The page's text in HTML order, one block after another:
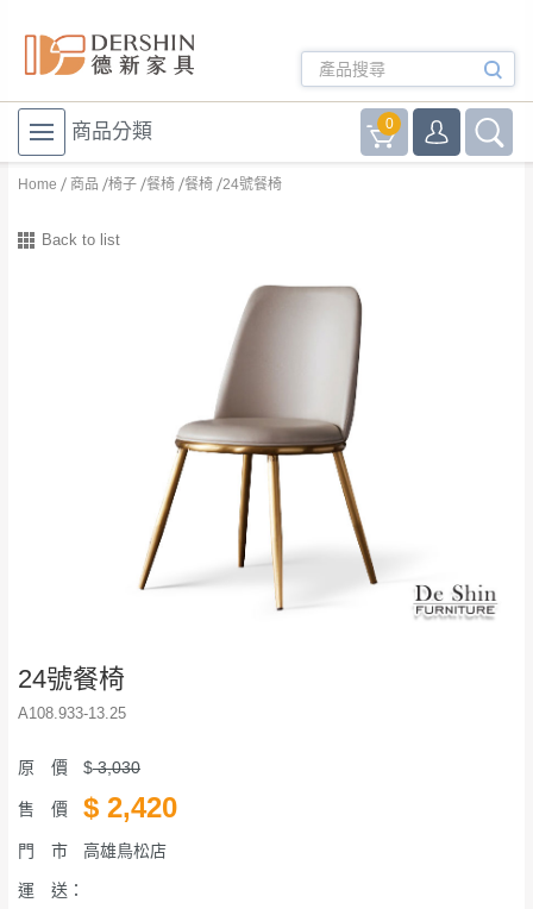
商品分類 0
Home 商品 椅子 餐椅 餐椅 24號餐椅
Back to list
24號餐椅
A108.933-13.25
原 價 $3,030
售 價 $ 2,420
門 市 高雄鳥松店
運 送：